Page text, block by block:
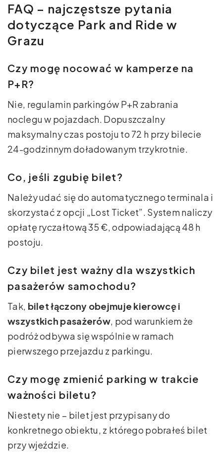
FAQ – najczęstsze pytania
dotyczące Park and Ride w
Grazu
Czy mogę nocować w kamperze na
P+R?
Nie, regulamin parkingów P+R zabrania
noclegu w pojazdach. Dopuszczalny
maksymalny czas postoju to 72 h przy bilecie
24-godzinnym doładowanym trzykrotnie.
Co, jeśli zgubię bilet?
Należy udać się do automatycznego terminala i
skorzystać z opcji „Lost Ticket”. System naliczy
opłatę ryczałtową 35 €, odpowiadającą 48 h
postoju.
Czy bilet jest ważny dla wszystkich
pasażerów samochodu?
Tak, bilet łączony obejmuje kierowcę i
wszystkich pasażerów, pod warunkiem że
podróż odbywa się wspólnie w ramach
pierwszego przejazdu z parkingu.
Czy mogę zmienić parking w trakcie
ważności biletu?
Niestety nie – bilet jest przypisany do
konkretnego obiektu, z którego pobrałeś bilet
przy wjeździe.